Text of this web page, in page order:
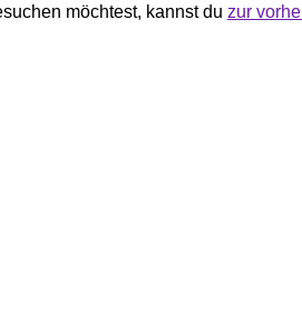
möchtest, kannst du zur